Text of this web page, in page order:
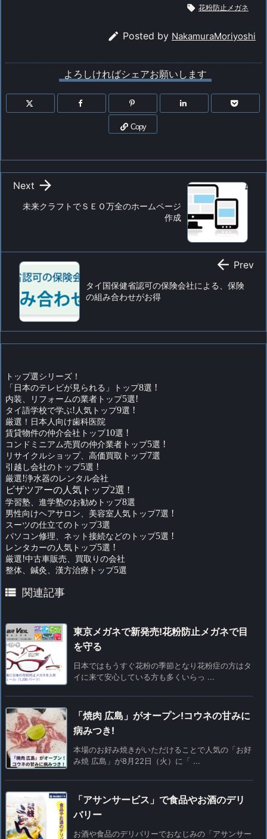
 花粉防止メガネ
 Posted by NakamuraMoriyoshi
よろしければシェアお願いします
Copy
未来クラフトでＳＥＯ万全のホームページ
作成

Next
タイ国保健省認可の保険会社による、保険
の組み合わせがお得
 Prev
トップ選シリーズ！
「日本のテレビが見られる」トップ8選 !
内装、リフォームの業者トップ5選!
タイ語学校で学ぶ! 人気トップ9選 !
厳選！日本人向け歯科医院
賃貸物件の仲介会社トップ10選 !
コンドミニアム売買の仲介業者トップ5選 !
リサイクルショップ、高価買取トップ7選
引越し会社のトップ5選 !
厳選!浄水器のレンタル会社
ビザツアーの人気トップ2選 !
学習塾、進学塾のお勧めトップ8選
男性向けヘアサロン、美容室人気トップ7選 !
スーツの仕立てのトップ3選
パソコン修理、ネット接続などのトップ5選 !
レンタカーの人気トップ5選 !
厳選!中古車販売、買取りの会社
整体、鍼灸、漢方治療トップ5選
 関連記事
東京メガネで新発売!花粉防止メガネで目
を守る
日本ではもうすぐ花粉の季節となり花粉症の方はタ
イに来て安心している方も多くいらっ ...
「焼肉 広島」がオープン!コウネの甘みに
病みつき!
本場のお好み焼きがいただけることで人気の「お好
み焼 広島」が8月22日（火）に「 ...
「アサンサービス」で食品やお酒のデリ
バリー
お酒や食品のデリバリーでおなじみの「アサンサー